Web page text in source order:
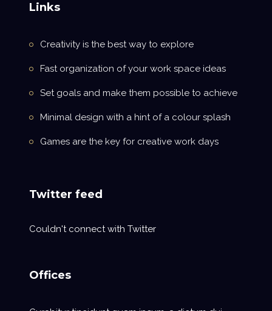
Links
Creativity is the best way to explore
Fast organization of your work space ideas
Set goals and make them possible to achieve
Minimal design with a hint of a colour splash
Games are the key for creative work days
Twitter feed
Couldn't connect with Twitter
Offices